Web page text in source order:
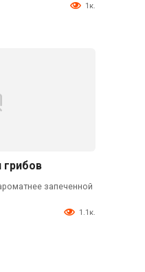
1к.
грибов
запеченной
1.1к.